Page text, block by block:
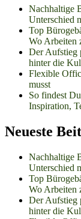
Nachhaltige
Unterschied
Top
Wo Arbeiten
Der Aufstieg
hinter die
Flexible
musst
So findest
Inspiration,
Neueste
Nachhaltige
Unterschied
Top
Wo Arbeiten
Der Aufstieg
hinter die